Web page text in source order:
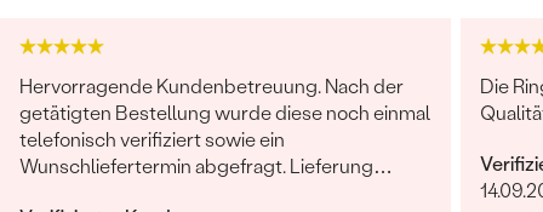
Hervorragende Kundenbetreuung. Nach der
getätigten Bestellung wurde diese noch einmal
telefonisch verifiziert sowie ein
Wunschliefertermin abgefragt. Lieferung
Die